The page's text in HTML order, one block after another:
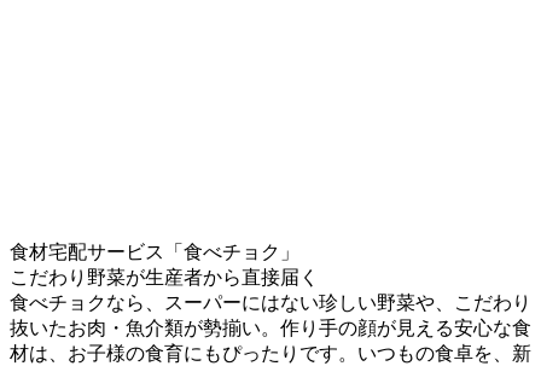
食材宅配サービス「食べチョク」
こだわり野菜が生産者から直接届く
食べチョクなら、スーパーにはない珍しい野菜や、こだわり
抜いたお肉・魚介類が勢揃い。作り手の顔が見える安心な食
材は、お子様の食育にもぴったりです。いつもの食卓を、新